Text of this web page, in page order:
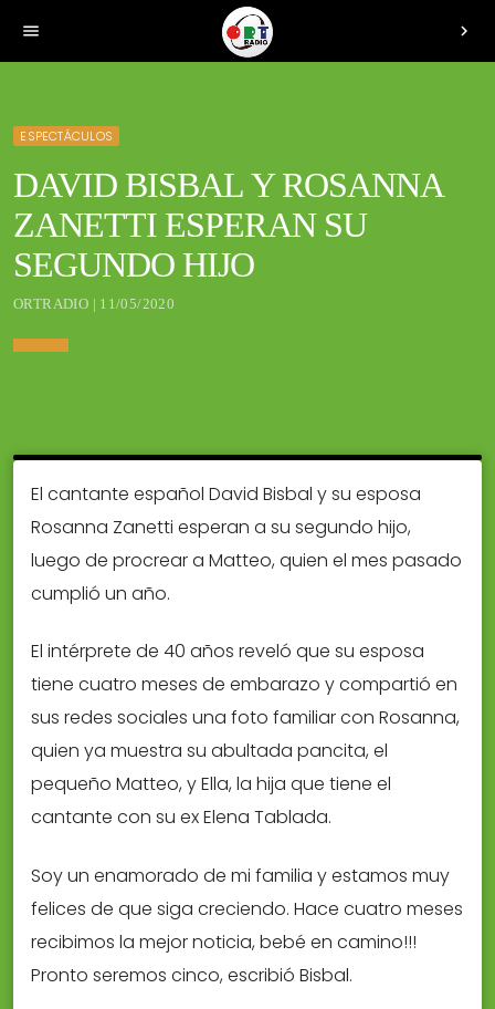
menu chevron_right
ESPECTÁCULOS
DAVID BISBAL Y ROSANNA
ZANETTI ESPERAN SU
SEGUNDO HIJO
ORTRADIO | 11/05/2020
El cantante español David Bisbal y su esposa
Rosanna Zanetti esperan a su segundo hijo,
luego de procrear a Matteo, quien el mes pasado
cumplió un año.
El intérprete de 40 años reveló que su esposa
tiene cuatro meses de embarazo y compartió en
sus redes sociales una foto familiar con Rosanna,
quien ya muestra su abultada pancita, el
pequeño Matteo, y Ella, la hija que tiene el
cantante con su ex Elena Tablada.
Soy un enamorado de mi familia y estamos muy
felices de que siga creciendo. Hace cuatro meses
recibimos la mejor noticia, bebé en camino!!!
Pronto seremos cinco, escribió Bisbal.